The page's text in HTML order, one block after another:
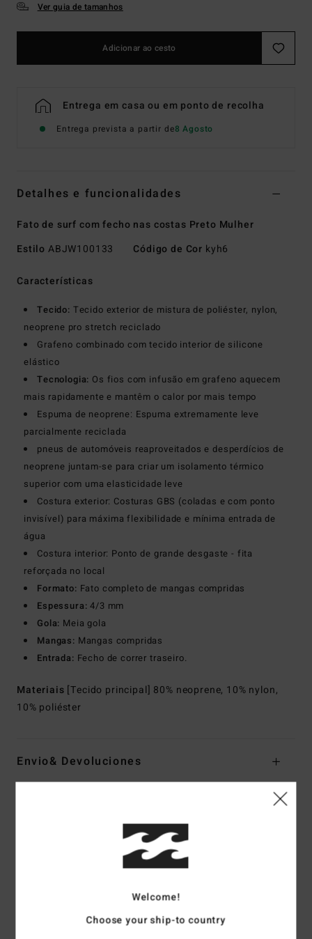
Ver guia de tamanhos
Adicionar ao cesto
Entrega em casa ou em ponto de recolha
Entrega prevista a partir de8 Agosto
Detalhes e funcionalidades
Fato de surf com fecho nas costas Preto Mulher
Estilo ABJW100133 Código de Cor kyh6
Características
Tecido: Tecido exterior de mistura de poliéster, nylon,
neoprene pro stretch reciclado
Grafeno combinado com tecido interior de silicone
elástico
Tecnologia: Os fios com infusão em grafeno aquecem
mais rapidamente e mantêm o calor por mais tempo
Espuma de neoprene: Espuma extremamente leve
parcialmente reciclada
pneus de automóveis reaproveitados e desperdícios de
neoprene juntam-se para criar um isolamento térmico
superior com uma elasticidade leve
Costura exterior: Costuras GBS (coladas e com ponto
invisível) para máxima flexibilidade e mínima entrada de
água
Costura interior: Ponto de grande desgaste - fita
reforçada no local
Formato: Fato completo de mangas compridas
Espessura: 4/3 mm
Gola: Meia gola
Mangas: Mangas compridas
Entrada: Fecho de correr traseiro.
Materiais [Tecido principal] 80% neoprene, 10% nylon,
10% poliéster
Envio& Devoluciones
Avaliações dos clientes
Pontuação média
4.3
Welcome!
Choose your ship-to country